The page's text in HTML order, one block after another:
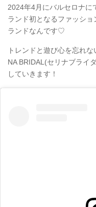
2024年4月にバルセロナに
ランド初となるファッシ
ランドなんです♡
トレンドと遊び心を忘れ
NA BRIDAL(セリナブライ
していきます！